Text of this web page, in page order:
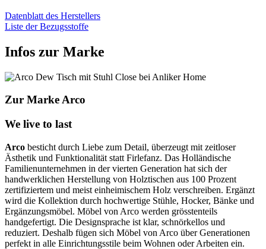
Datenblatt des Herstellers
Liste der Bezugsstoffe
Infos zur Marke
Zur Marke Arco
We live to last
Arco besticht durch Liebe zum Detail, überzeugt mit zeitloser
Ästhetik und Funktionalität statt Firlefanz. Das Holländische
Familienunternehmen in der vierten Generation hat sich der
handwerklichen Herstellung von Holztischen aus 100 Prozent
zertifiziertem und meist einheimischem Holz verschreiben. Ergänzt
wird die Kollektion durch hochwertige Stühle, Hocker, Bänke und
Ergänzungsmöbel. Möbel von Arco werden grösstenteils
handgefertigt. Die Designsprache ist klar, schnörkellos und
reduziert. Deshalb fügen sich Möbel von Arco über Generationen
perfekt in alle Einrichtungsstile beim Wohnen oder Arbeiten ein.